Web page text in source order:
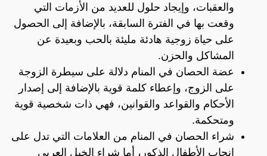
والعقبات، وإيجاد حلول للعديد من الأزمات التي
وقعت بها في الفترة السابقة، بالإضافة إلى الحصول
على حياة زوجية هادئة مليئة بالحب وبعيدة عن
المشاكل والحزن.
عضة الحصان في المنام دلالة على سيطرة الزوجة
على الزوج، وإعطاء كلمة قوية بالإضافة إلى إصدار
الأحكام والقواعد والقوانين، فهي ذات شخصية قوية
ومتحكمة.
شراء الحصان في المنام من العلامات التي تدل على
إنجاب الأطفال الذكور، أما شراء الخيل العربي